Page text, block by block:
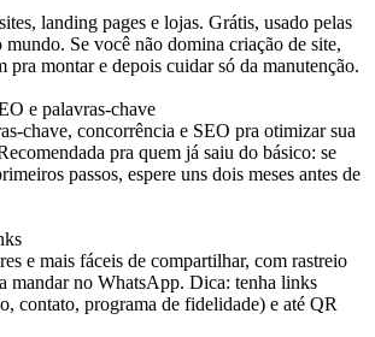
landing pages e lojas. Grátis, usado pelas
mundo. Se você não domina criação de site,
pra montar e depois cuidar só da manutenção.
e palavras-chave
chave, concorrência e SEO pra otimizar sua
pra quem já saiu do básico: se
passos, espere uns dois meses antes de
e mais fáceis de compartilhar, com rastreio
mandar no WhatsApp. Dica: tenha links
contato, programa de fidelidade) e até QR